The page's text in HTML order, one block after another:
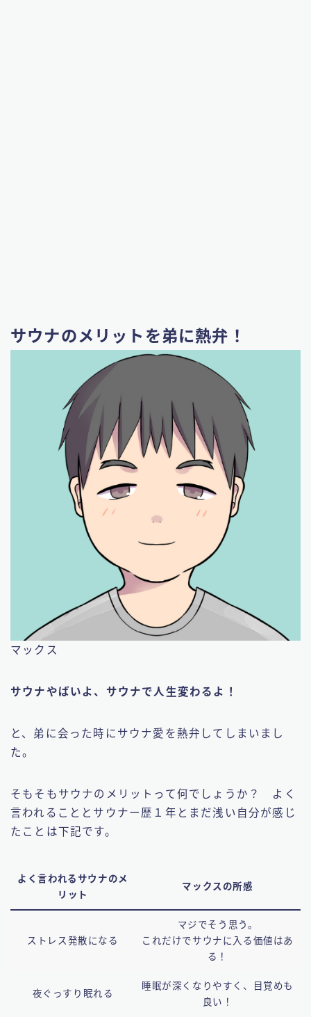
サウナのメリットを弟に熱弁！
マックス
サウナやばいよ、サウナで人生変わるよ！
と、弟に会った時にサウナ愛を熱弁してしまいまし
た。
そもそもサウナのメリットって何でしょうか？ よく
言われることとサウナー歴１年とまだ浅い自分が感じ
たことは下記です。
よく言われるサウナのメ
リット
マックスの所感
ストレス発散になる
マジでそう思う。
これだけでサウナに入る価値はあ
る！
夜ぐっすり眠れる
睡眠が深くなりやすく、目覚めも
良い！